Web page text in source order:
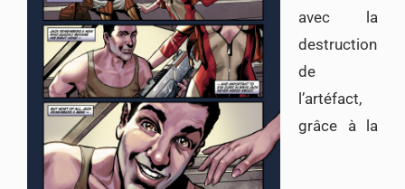
avec la
destruction
de
l’artéfact,
grâce à la